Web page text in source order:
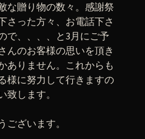
な贈り物の数々。感謝祭
さった方々、お電話下さ
で、、、、と3月にご予
んのお客様の思いを頂き
ありません。これからも
様に努力して行きますの
致します。
ございます。